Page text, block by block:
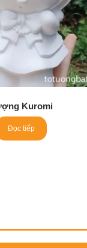
Kuromi
Đọc tiếp